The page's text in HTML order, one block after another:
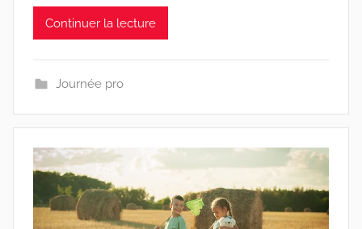
Continuer la lecture
Journée pro